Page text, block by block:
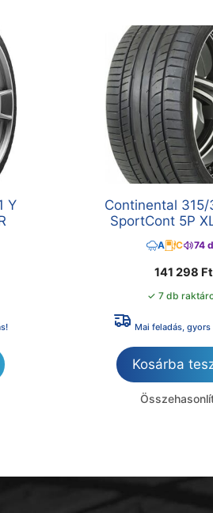
Y
Continental 315/
SportCont 5P
A C 74
141 298 Ft
✓ 7 db
Mai feladás,
Kosárba